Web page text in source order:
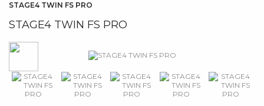
STAGE4 TWIN FS PRO
STAGE4 TWIN FS PRO